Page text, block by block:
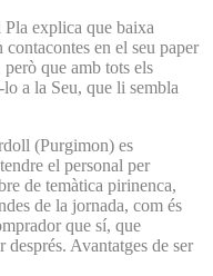
Pla explica que baixa
en el seu paper
que amb tots els
a la Seu, que li sembla
(Purgimon) es
el personal per
de temàtica pirinenca,
de la jornada, com és
que sí, que
Avantatges de ser